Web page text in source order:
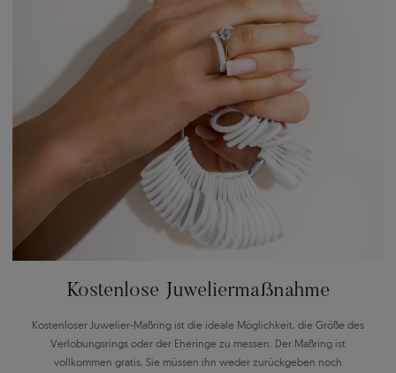
Kostenlose Juweliermaßnahme
Kostenloser Juwelier-Maßring ist die ideale Möglichkeit, die Größe des
Verlobungsrings oder der Eheringe zu messen. Der Maßring ist
vollkommen gratis, Sie müssen ihn weder zurückgeben noch